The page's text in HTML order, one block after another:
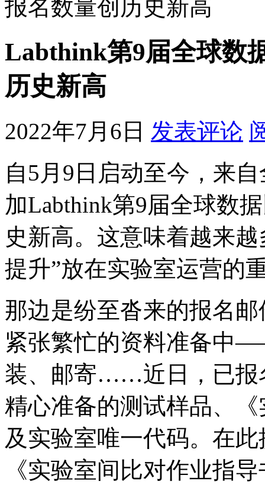
报名数量创历史新高
Labthink第9届全球数
历史新高
2022年7月6日 发表评论
自5月9日启动至今，来
加Labthink第9届全球数
史新高。这意味着越来
提升”放在实验室运营的
那边是纷至沓来的报名
紧张繁忙的资料准备中
装、邮寄……近日，已报
精心准备的测试样品、
及实验室唯一代码。在
《实验室间比对作业指